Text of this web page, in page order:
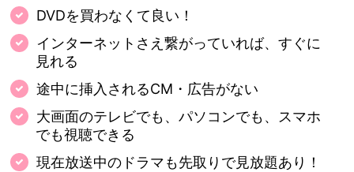
DVDを買わなくて良い！
インターネットさえ繋がっていれば、すぐに
見れる
途中に挿入されるCM・広告がない
大画面のテレビでも、パソコンでも、スマホ
でも視聴できる
現在放送中のドラマも先取りで見放題あり！